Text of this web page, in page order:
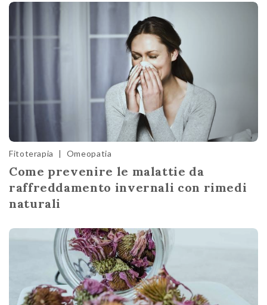
Fitoterapia Omeopatia
Come prevenire le malattie da
raffreddamento invernali con rimedi
naturali